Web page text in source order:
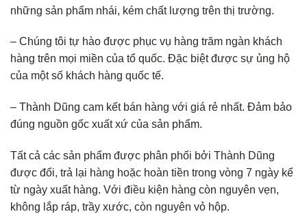
những sản phẩm nhái, kém chất lượng trên thị trường.
– Chúng tôi tự hào được phục vụ hàng trăm ngàn khách
hàng trên mọi miền của tổ quốc. Đặc biệt được sự ủng hộ
của một số khách hàng quốc tế.
– Thành Dũng cam kết bán hàng với giá rẻ nhất. Đảm bảo
đúng nguồn gốc xuất xứ của sản phẩm.
Tất cả các sản phẩm được phân phối bởi Thành Dũng
được đổi, trả lại hàng hoặc hoàn tiền trong vòng 7 ngày kể
từ ngày xuất hàng. Với điều kiện hàng còn nguyên vẹn,
không lắp ráp, trầy xước, còn nguyên vỏ hộp.